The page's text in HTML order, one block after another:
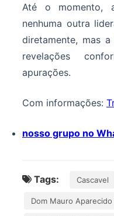
Até o momento,
nenhuma outra
diretamente, mas
revelações
apurações.
Com informações:
nosso grupo no
Tags: Cascavel
Dom Mauro